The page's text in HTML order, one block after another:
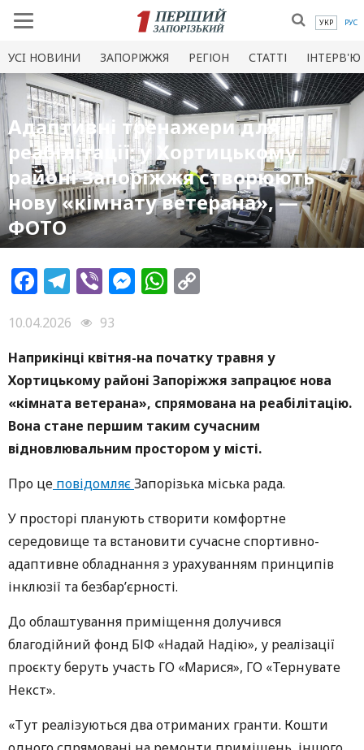
УКР РУС
УСI НОВИНИ ЗАПОРІЖЖЯ РЕГІОН СТАТТІ ІНТЕРВ'Ю
Адаптивні тренажери для
реабілітації: у Хортицькому
районі Запоріжжя створюють
нову «кімнату ветерана», —
ФОТО
Facebook
Telegram
ViberMessenger
WhatsApp
10.04.2026
93
Наприкінці квітня-на початку травня у
Хортицькому районі Запоріжжя запрацює нова
«кімната ветерана», спрямована на реабілітацію.
Вона стане першим таким сучасним
відновлювальним простором у місті.
Про це повідомляєЗапорізька міська рада.
У просторі планують створити комфортне
середовище та встановити сучасне спортивно-
адаптивне обладнання з урахуванням принципів
інклюзії та безбар’єрності.
До облаштування приміщення долучився
благодійний фонд БІФ «Надай Надію», у реалізації
проєкту беруть участь ГО «Марися», ГО «Тернувате
Некст».
«Тут реалізуються два отриманих гранти. Кошти